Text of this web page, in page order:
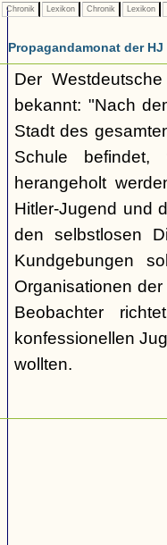
Chronik Lexikon Chronik Lexikon
Propagandamonat der HJ
Der
bekannt: "Nach
Stadt des
Schule befindet,
herangeholt
Hitler-Jugend und
den selbstlosen
Kundgebungen
Organisationen
Beobachter
konfessionellen
wollten.